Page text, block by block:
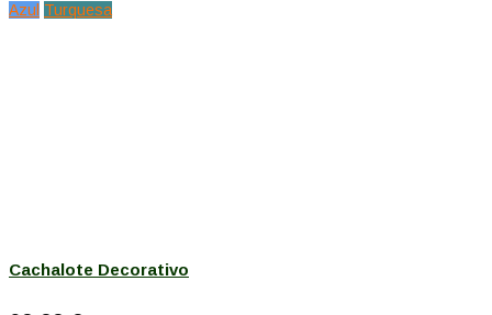
Azul Turquesa
Cachalote Decorativo